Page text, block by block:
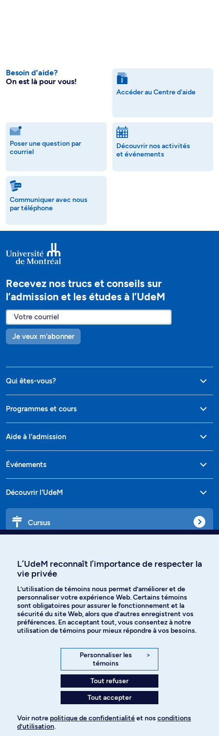
Besoin d’aide?
On est là pour vous!
Accéder au Centre d'aide
Poser une question par
courriel
Découvrir nos activités
et événements
Communiquer avec nous
par téléphone
Recevez nos trucs et conseils sur
l’admission et les études à l’UdeM
Je veux m'abonner
Qui êtes-vous?
Programmes et cours
Aide à l'admission
Événements
Découvrir l'UdeM
Cursus
Langues
Facebook Instagram
YouTube
Politique de confidentialité
L’UdeM reconnaît l’importance de respecter la
vie privée
L’utilisation de témoins nous permet d’améliorer et de
personnaliser votre expérience Web. Certains témoins
sont obligatoires pour assurer le fonctionnement et la
sécurité du site Web, alors que d’autres enregistrent vos
préférences. En acceptant tout, vous consentez à notre
utilisation de témoins pour mieux répondre à vos besoins.
Personnaliser les
témoins
>
Tout refuser
Tout accepter
Voir notre politique de confidentialitéet nos conditions
d’utilisation.